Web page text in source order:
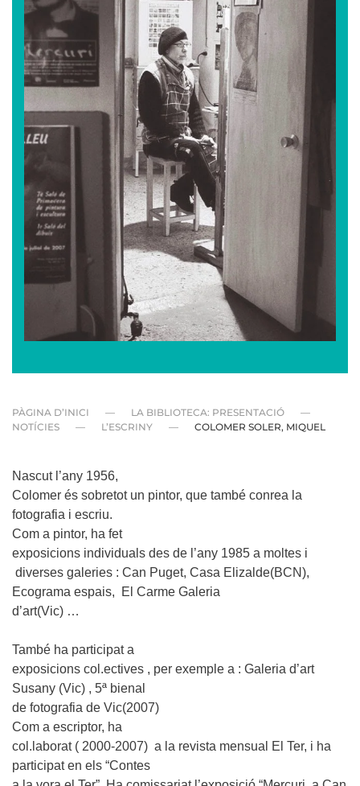
PÀGINA D’INICI
LA BIBLIOTECA: PRESENTACIÓ
NOTÍCIES
L’ESCRINY COLOMER SOLER, MIQUEL
Nascut l’any 1956,
Colomer és sobretot un pintor, que també conrea la
fotografia i escriu.
Com a pintor, ha fet
exposicions individuals des de l’any 1985 a moltes i
diverses galeries : Can Puget, Casa Elizalde(BCN),
Ecograma espais, El Carme Galeria
d’art(Vic) …
També ha participat a
exposicions col.ectives , per exemple a : Galeria d’art
Susany (Vic) , 5ª bienal
de fotografia de Vic(2007)
Com a escriptor, ha
col.laborat ( 2000-2007) a la revista mensual El Ter, i ha
participat en els “Contes